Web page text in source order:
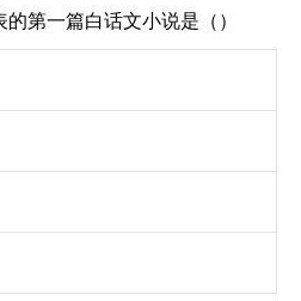
第一篇白话文小说是（）